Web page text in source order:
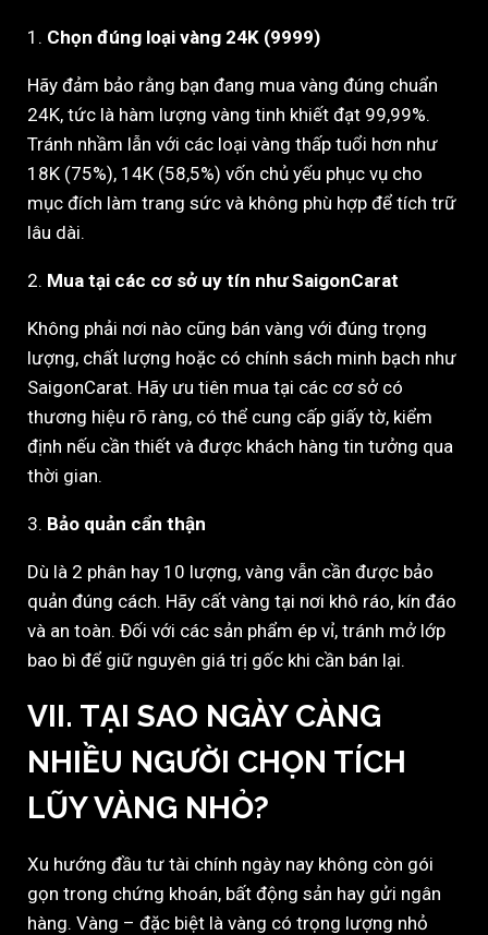
1. Chọn đúng loại vàng 24K (9999)
Hãy đảm bảo rằng bạn đang mua vàng đúng chuẩn
24K, tức là hàm lượng vàng tinh khiết đạt 99,99%.
Tránh nhầm lẫn với các loại vàng thấp tuổi hơn như
18K (75%), 14K (58,5%) vốn chủ yếu phục vụ cho
mục đích làm trang sức và không phù hợp để tích trữ
lâu dài.
2. Mua tại các cơ sở uy tín như SaigonCarat
Không phải nơi nào cũng bán vàng với đúng trọng
lượng, chất lượng hoặc có chính sách minh bạch như
SaigonCarat. Hãy ưu tiên mua tại các cơ sở có
thương hiệu rõ ràng, có thể cung cấp giấy tờ, kiểm
định nếu cần thiết và được khách hàng tin tưởng qua
thời gian.
3. Bảo quản cẩn thận
Dù là 2 phân hay 10 lượng, vàng vẫn cần được bảo
quản đúng cách. Hãy cất vàng tại nơi khô ráo, kín đáo
và an toàn. Đối với các sản phẩm ép vỉ, tránh mở lớp
bao bì để giữ nguyên giá trị gốc khi cần bán lại.
VII. TẠI SAO NGÀY CÀNG
NHIỀU NGƯỜI CHỌN TÍCH
LŨY VÀNG NHỎ?
Xu hướng đầu tư tài chính ngày nay không còn gói
gọn trong chứng khoán, bất động sản hay gửi ngân
hàng. Vàng – đặc biệt là vàng có trọng lượng nhỏ